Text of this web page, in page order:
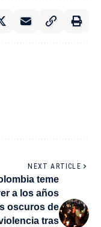
NEXT ARTICLE
teme
a los años
oscuros de
tras